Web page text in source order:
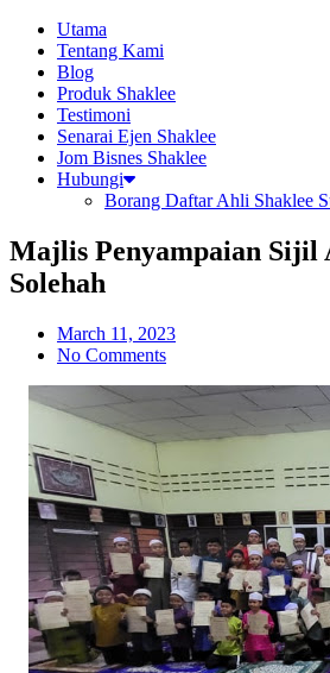
Utama
Tentang Kami
Blog
Produk Shaklee
Testimoni
Senarai Ejen Shaklee
Jom Bisnes Shaklee
Hubungi
Borang Daftar Ahli Shaklee
Majlis Penyampaian Sijil
Solehah
March 11, 2023
No Comments